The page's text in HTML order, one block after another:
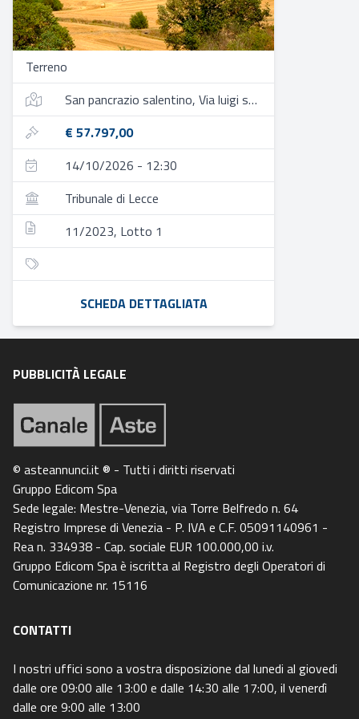
Terreno
San pancrazio salentino, Via luigi settembrini, 72026 san pancrazio salentino br, italia
€ 57.797,00
14/10/2026 - 12:30
Tribunale di Lecce
11/2023, Lotto 1
SCHEDA DETTAGLIATA
PUBBLICITÀ LEGALE
© asteannunci.it ® - Tutti i diritti riservati
Gruppo Edicom Spa
Sede legale: Mestre-Venezia, via Torre Belfredo n. 64
Registro Imprese di Venezia - P. IVA e C.F. 05091140961 -
Rea n. 334938 - Cap. sociale EUR 100.000,00 i.v.
Gruppo Edicom Spa è iscritta al Registro degli Operatori di
Comunicazione nr. 15116
CONTATTI
I nostri uffici sono a vostra disposizione dal lunedi al giovedi
dalle ore 09:00 alle 13:00 e dalle 14:30 alle 17:00, il venerdì
dalle ore 9:00 alle 13:00